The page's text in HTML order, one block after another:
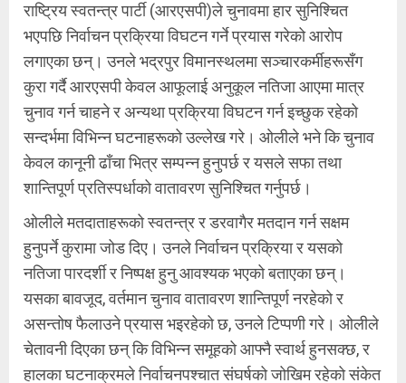
राष्ट्रिय स्वतन्त्र पार्टी (आरएसपी)ले चुनावमा हार सुनिश्चित
भएपछि निर्वाचन प्रक्रिया विघटन गर्ने प्रयास गरेको आरोप
लगाएका छन्। उनले भद्रपुर विमानस्थलमा सञ्चारकर्मीहरूसँग
कुरा गर्दै आरएसपी केवल आफूलाई अनुकूल नतिजा आएमा मात्र
चुनाव गर्न चाहने र अन्यथा प्रक्रिया विघटन गर्न इच्छुक रहेको
सन्दर्भमा विभिन्न घटनाहरूको उल्लेख गरे। ओलीले भने कि चुनाव
केवल कानूनी ढाँचा भित्र सम्पन्न हुनुपर्छ र यसले सफा तथा
शान्तिपूर्ण प्रतिस्पर्धाको वातावरण सुनिश्चित गर्नुपर्छ।
ओलीले मतदाताहरूको स्वतन्त्र र डरवागैर मतदान गर्न सक्षम
हुनुपर्ने कुरामा जोड दिए। उनले निर्वाचन प्रक्रिया र यसको
नतिजा पारदर्शी र निष्पक्ष हुनु आवश्यक भएको बताएका छन्।
यसका बावजूद, वर्तमान चुनाव वातावरण शान्तिपूर्ण नरहेको र
असन्तोष फैलाउने प्रयास भइरहेको छ, उनले टिप्पणी गरे। ओलीले
चेतावनी दिएका छन् कि विभिन्न समूहको आफ्नै स्वार्थ हुनसक्छ, र
हालका घटनाक्रमले निर्वाचनपश्चात संघर्षको जोखिम रहेको संकेत